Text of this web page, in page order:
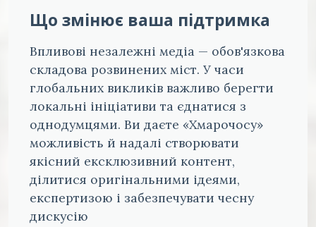
Що змінює ваша підтримка
Впливові незалежні медіа — обов'язкова
складова розвинених міст. У часи
глобальних викликів важливо берегти
локальні ініціативи та єднатися з
однодумцями. Ви даєте «Хмарочосу»
можливість й надалі створювати
якісний ексклюзивний контент,
ділитися оригінальними ідеями,
експертизою і забезпечувати чесну
дискусію